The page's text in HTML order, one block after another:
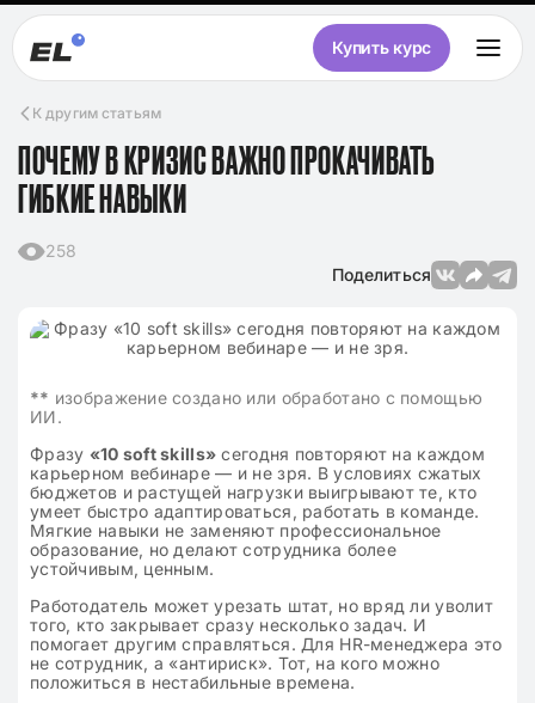
Купить курс
К другим статьям
ПОЧЕМУ В КРИЗИС ВАЖНО ПРОКАЧИВАТЬ
ГИБКИЕ НАВЫКИ
258
Поделиться
** изображение создано или обработано с помощью
ИИ.
Фразу «10 soft skills» сегодня повторяют на каждом
карьерном вебинаре — и не зря. В условиях сжатых
бюджетов и растущей нагрузки выигрывают те, кто
умеет быстро адаптироваться, работать в команде.
Мягкие навыки не заменяют профессиональное
образование, но делают сотрудника более
устойчивым, ценным.
Работодатель может урезать штат, но вряд ли уволит
того, кто закрывает сразу несколько задач. И
помогает другим справляться. Для HR-менеджера это
не сотрудник, а «антириск». Тот, на кого можно
положиться в нестабильные времена.